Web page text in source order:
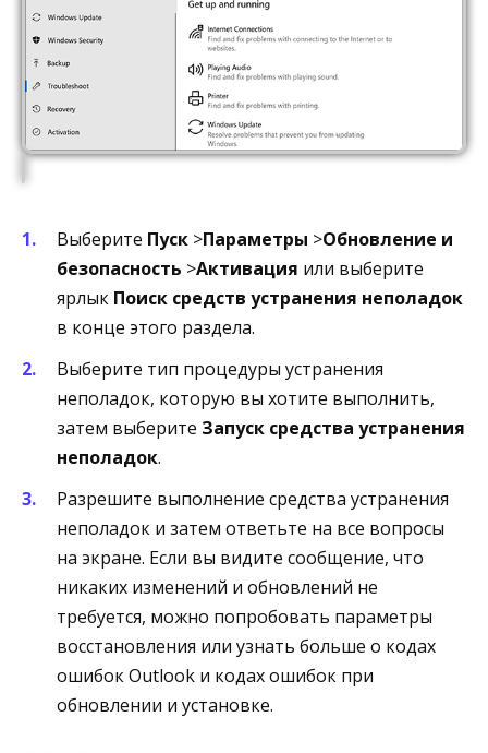
Выберите Пуск >Параметры >Обновление и
безопасность >Активация или выберите
ярлык Поиск средств устранения неполадок
в конце этого раздела.
Выберите тип процедуры устранения
неполадок, которую вы хотите выполнить,
затем выберите Запуск средства устранения
неполадок.
Разрешите выполнение средства устранения
неполадок и затем ответьте на все вопросы
на экране. Если вы видите сообщение, что
никаких изменений и обновлений не
требуется, можно попробовать параметры
восстановления или узнать больше о кодах
ошибок Outlook и кодах ошибок при
обновлении и установке.